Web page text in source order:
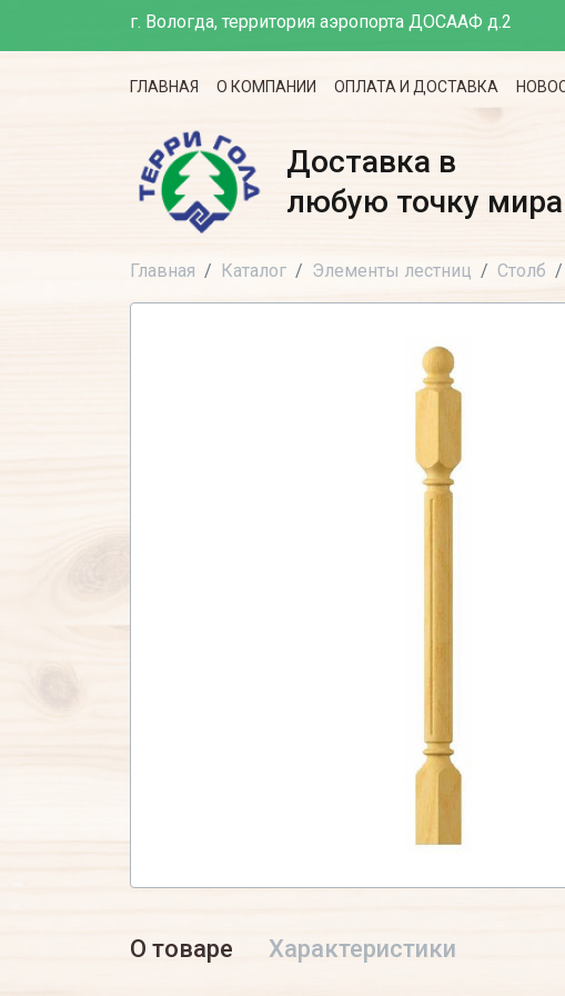
г. Вологда, территория аэропорта ДОСААФ д.2
ГЛАВНАЯ О КОМПАНИИ ОПЛАТА И ДОСТАВКА
Доставка в
любую точку мира
Главная Каталог Элементы лестниц Столб
О товаре Характеристики